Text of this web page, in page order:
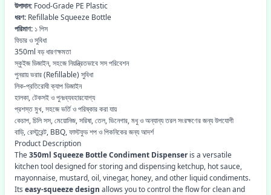
উপাদান: Food-Grade PE Plastic
ধরণ: Refillable Squeeze Bottle
পরিমাণ: ১ পিস
ফিচার ও সুবিধা
350ml বড় ধারণক্ষমতা
স্কুইজ ডিজাইন, সহজে নিয়ন্ত্রিতভাবে সস পরিবেশন
পুনরায় ভরার (Refillable) সুবিধা
লিক-প্রতিরোধী ক্যাপ ডিজাইন
হালকা, টেকসই ও পুনঃব্যবহারযোগ্য
প্রশস্ত মুখ, সহজে ভর্তি ও পরিষ্কার করা যায়
কেচাপ, চিলি সস, মেয়োনিজ, সরিষা, তেল, ভিনেগার, মধু ও অন্যান্য তরল সংরক্ষণের জন্য উপযোগী
বাড়ি, রেস্টুরেন্ট, BBQ, ফাস্টফুড শপ ও পিকনিকের জন্য আদর্শ
Product Description
The350ml Squeeze Bottle Condiment Dispenseris a versatile
kitchen tool designed for storing and dispensing ketchup, hot sauce,
mayonnaise, mustard, oil, vinegar, honey, and other liquid condiments.
Its easy-squeeze design allows you to control the flow for clean and